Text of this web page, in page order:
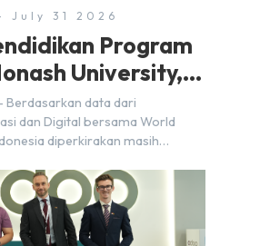
July 31 2026
Program
University,
Berdasarkan data dari
dan Digital bersama World
diperkirakan masih
600 ribu tenaga digital baru
mendukung percepatan
sektor strategis.
pengembangan sumber